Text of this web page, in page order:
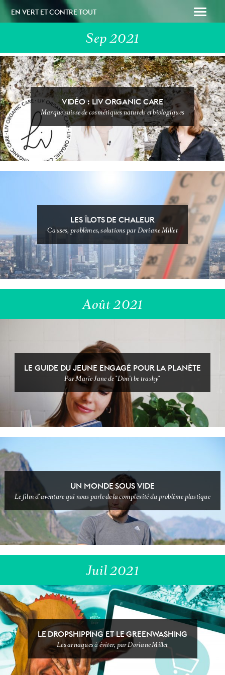
EN VERT ET CONTRE TOUT
SOUTENEZ-NOUS PAPAILLE
NEWSSSSSS
DÉFI SANS
SUPERMARCHÉ
VIDEOOOOO
FOOOOOOD T'AS VU ÇA ?
Sep 2021
VIDÉO : LIV ORGANIC CARE
Marque suisse de cosmétiques naturels et biologiques
LES ÎLOTS DE CHALEUR
Causes, problèmes, solutions par Doriane Millet
Août 2021
LE GUIDE DU JEUNE ENGAGÉ POUR LA PLANÈTE
Par Marie Jane de "Don't be trashy"
UN MONDE SOUS VIDE
Le film d’aventure qui nous parle de la complexité du problème plastique
Juil 2021
LE DROPSHIPPING ET LE GREENWASHING
Les arnaques à éviter, par Doriane Millet